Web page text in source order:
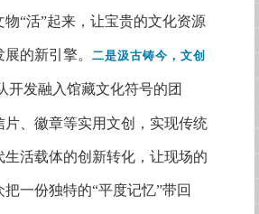
“活”起来，让宝贵的文化资源
的新引擎。 二是汲古铸今，文创
开发融入馆藏文化符号的团
片、徽章等实用文创，实现传统
生活载体的创新转化，让现场的
把一份独特的“平度记忆”带回